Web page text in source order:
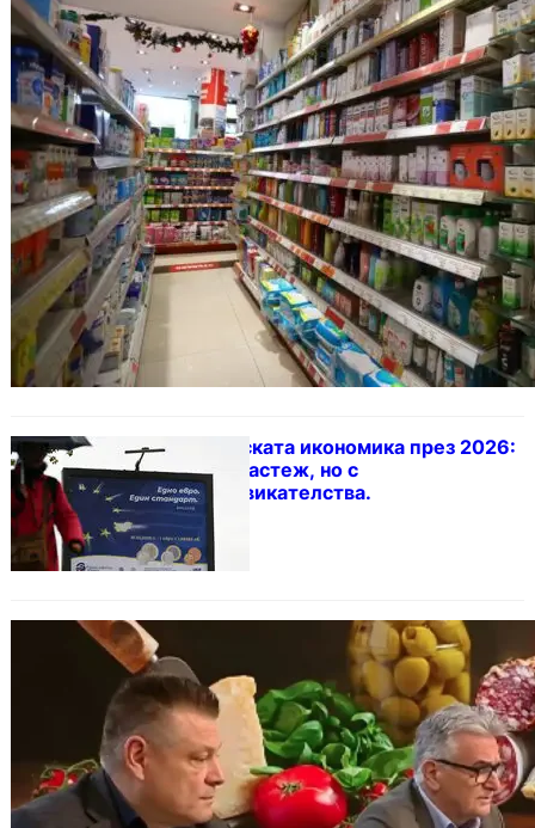
Българската икономика през 2026:
Висок растеж, но с
предизвикателства.
Анализ показва как инфлацията
променя цените в магазина